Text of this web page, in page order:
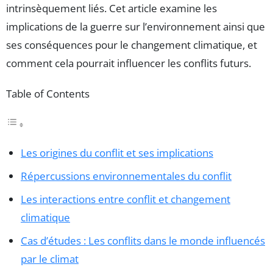
intrinsèquement liés. Cet article examine les
implications de la guerre sur l’environnement ainsi que
ses conséquences pour le changement climatique, et
comment cela pourrait influencer les conflits futurs.
Table of Contents
Les origines du conflit et ses implications
Répercussions environnementales du conflit
Les interactions entre conflit et changement
climatique
Cas d’études : Les conflits dans le monde influencés
par le climat